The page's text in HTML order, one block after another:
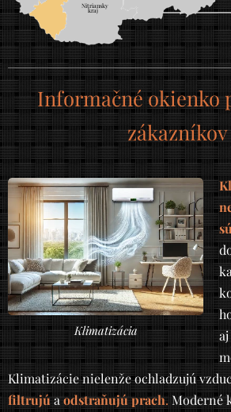
Nitriansky
kraj
Informačné okienko
zákazníkov
Klimatizácia
Klimatizácie nielenže ochladzujú
filtrujúaodstraňujú prach.Moderné